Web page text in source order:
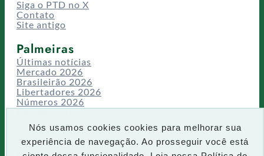
Nós usamos cookies cookies para melhorar sua
experiência de navegação. Ao prosseguir você está
Siga o PTD no X
Contato
Site antigo
Palmeiras
Últimas notícias
Mercado 2026
Brasileirão 2026
Libertadores 2026
Números 2026
Campeonatos
Temporadas
CT/Centro de Excelência